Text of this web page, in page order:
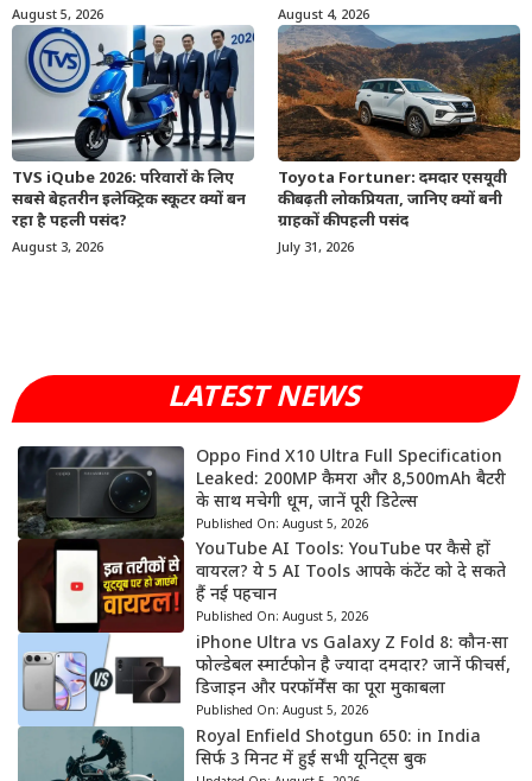
August 5, 2026 August 4, 2026
TVS iQube 2026: परिवारों के लिए
सबसे बेहतरीन इलेक्ट्रिक स्कूटर क्यों बन
रहा है पहली पसंद?
August 3, 2026
Toyota Fortuner: दमदार एसयूवी
की बढ़ती लोकप्रियता, जानिए क्यों बनी
ग्राहकों की पहली पसंद
July 31, 2026
LATEST NEWS
Oppo Find X10 Ultra Full Specification
Leaked: 200MP कैमरा और 8,500mAh बैटरी
के साथ मचेगी धूम, जानें पूरी डिटेल्स
Published On: August 5, 2026
YouTube AI Tools: YouTube पर कैसे हों
वायरल? ये 5 AI Tools आपके कंटेंट को दे सकते
हैं नई पहचान
Published On: August 5, 2026
iPhone Ultra vs Galaxy Z Fold 8: कौन-सा
फोल्डेबल स्मार्टफोन है ज्यादा दमदार? जानें फीचर्स,
डिजाइन और परफॉर्मेंस का पूरा मुकाबला
Published On: August 5, 2026
Royal Enfield Shotgun 650: in India
सिर्फ 3 मिनट में हुई सभी यूनिट्स बुक